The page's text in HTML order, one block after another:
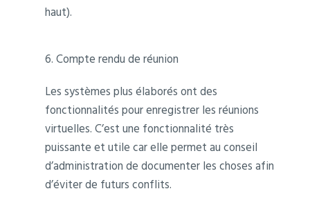
haut).
6. Compte rendu de réunion
Les systèmes plus élaborés ont des
fonctionnalités pour enregistrer les réunions
virtuelles. C’est une fonctionnalité très
puissante et utile car elle permet au conseil
d’administration de documenter les choses afin
d’éviter de futurs conflits.